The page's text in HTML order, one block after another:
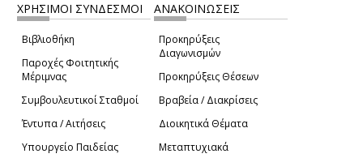
ΧΡΗΣΙΜΟΙ ΣΥΝΔΕΣΜΟΙ
Βιβλιοθήκη
Παροχές Φοιτητικής
Μέριμνας
Συμβουλευτικοί Σταθμοί
Έντυπα / Αιτήσεις
Υπουργείο Παιδείας
ΑΝΑΚΟΙΝΩΣΕΙΣ
Προκηρύξεις
Διαγωνισμών
Προκηρύξεις Θέσεων
Βραβεία / Διακρίσεις
Διοικητικά Θέματα
Μεταπτυχιακά